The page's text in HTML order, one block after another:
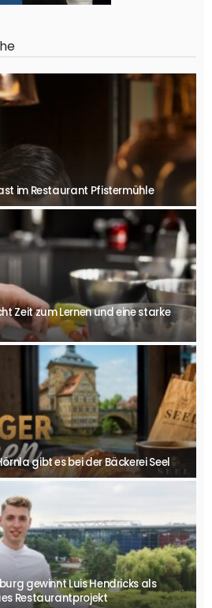
im Restaurant Pfistermühle
Zeit zum Lernen und eine starke
gibt es bei der Bäckerei Seel
gewinnt Luis Hendricks als
Restaurantprojekt